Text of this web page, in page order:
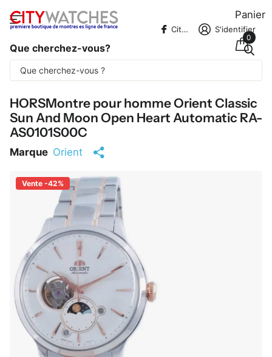
Que cherchez-vous?
CitywatchesFR S'identifier
Panier
0
Une partie du contenu est traduite
automatiquement.
HORSMontre pour homme Orient Classic
Sun And Moon Open Heart Automatic RA-
AS0101S00C
Marque Orient
Vente -42%